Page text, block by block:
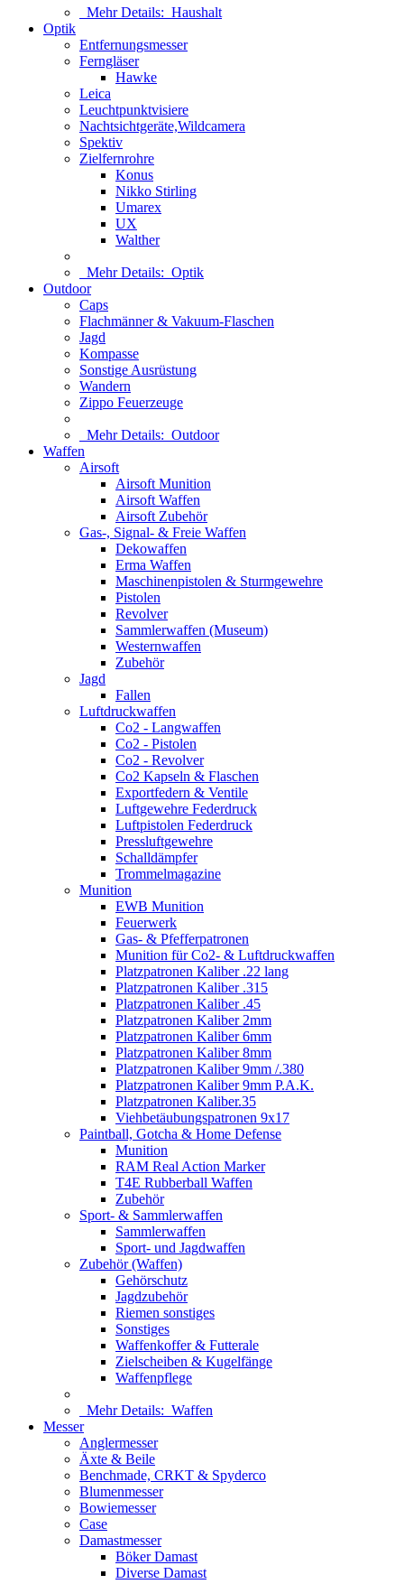
Mehr Details: Haushalt
Optik
Entfernungsmesser
Ferngläser
Hawke
Leica
Leuchtpunktvisiere
Nachtsichtgeräte,Wildcamera
Spektiv
Zielfernrohre
Konus
Nikko Stirling
Umarex
UX
Walther
Mehr Details: Optik
Outdoor
Caps
Flachmänner & Vakuum-Flaschen
Jagd
Kompasse
Sonstige Ausrüstung
Wandern
Zippo Feuerzeuge
Mehr Details: Outdoor
Waffen
Airsoft
Airsoft Munition
Airsoft Waffen
Airsoft Zubehör
Gas-, Signal- & Freie Waffen
Dekowaffen
Erma Waffen
Maschinenpistolen & Sturmgewehre
Pistolen
Revolver
Sammlerwaffen (Museum)
Westernwaffen
Zubehör
Jagd
Fallen
Luftdruckwaffen
Co2 - Langwaffen
Co2 - Pistolen
Co2 - Revolver
Co2 Kapseln & Flaschen
Exportfedern & Ventile
Luftgewehre Federdruck
Luftpistolen Federdruck
Pressluftgewehre
Schalldämpfer
Trommelmagazine
Munition
EWB Munition
Feuerwerk
Gas- & Pfefferpatronen
Munition für Co2- & Luftdruckwaffen
Platzpatronen Kaliber .22 lang
Platzpatronen Kaliber .315
Platzpatronen Kaliber .45
Platzpatronen Kaliber 2mm
Platzpatronen Kaliber 6mm
Platzpatronen Kaliber 8mm
Platzpatronen Kaliber 9mm /.380
Platzpatronen Kaliber 9mm P.A.K.
Platzpatronen Kaliber.35
Viehbetäubungspatronen 9x17
Paintball, Gotcha & Home Defense
Munition
RAM Real Action Marker
T4E Rubberball Waffen
Zubehör
Sport- & Sammlerwaffen
Sammlerwaffen
Sport- und Jagdwaffen
Zubehör (Waffen)
Gehörschutz
Jagdzubehör
Riemen sonstiges
Sonstiges
Waffenkoffer & Futterale
Zielscheiben & Kugelfänge
Waffenpflege
Mehr Details: Waffen
Messer
Anglermesser
Äxte & Beile
Benchmade, CRKT & Spyderco
Blumenmesser
Bowiemesser
Case
Damastmesser
Böker Damast
Diverse Damast